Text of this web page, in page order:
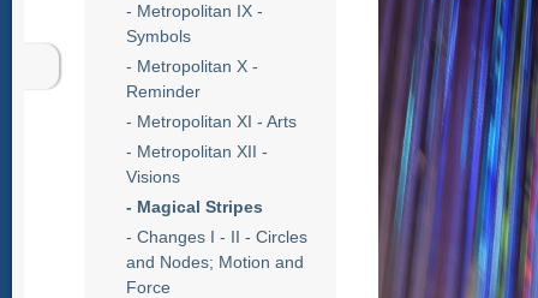
- Metropolitan IX -
Symbols
- Metropolitan X -
Reminder
- Metropolitan XI - Arts
- Metropolitan XII -
Visions
- Magical Stripes
- Changes I - II - Circles
and Nodes; Motion and
Force